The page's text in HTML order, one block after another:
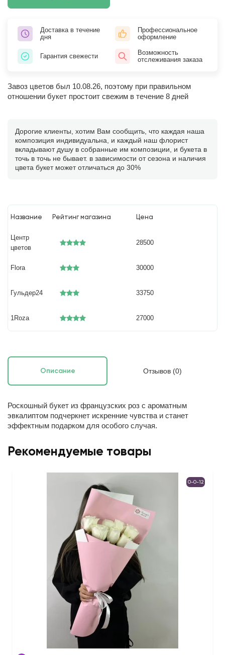
Доставка в течение
дня
Профессиональное
оформление
Гарантия свежести
Возможность
отслеживания заказа
Завоз цветов был 10.08.26, поэтому при правильном
отношении букет простоит свежим в течение 8 дней
Дорогие клиенты, хотим Вам сообщить, что каждая наша
композиция индивидуальна, и каждый наш флорист
вкладывают душу в собранные им композиции, и букета в
точь в точь не бывает. в зависимости от сезона и наличия
цвета букет может отличаться до 30%
Название Рейтинг магазина Цена
Центр
цветов
28500
Flora 30000
Гульдер24 33750
1Roza 27000
Описание Отзывов (0)
Роскошный букет из французских роз с ароматным
эвкалиптом подчеркнет искренние чувства и станет
эффектным подарком для особого случая.
Рекомендуемые товары
0-0-12